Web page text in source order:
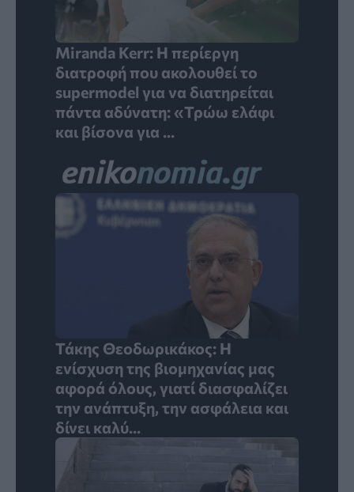
Miranda Kerr: Η περίεργη
διατροφή που ακολουθεί το
supermodel για να διατηρείται
πάντα αδύνατη: «Τρώω ελάφι
και βίσονα για ...
Τάκης Θεοδωρικάκος: Η
ενίσχυση της βιομηχανίας μας
αφορά όλους, γιατί διασφαλίζει
την ανάπτυξη, την ασφάλεια και
δίνει καλύ...